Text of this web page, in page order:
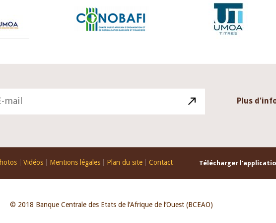
Plus
Vidéos Mentions légales Plan du site Contact Télécharger
© 2018 Banque Centrale des Etats de l’Afrique de l’Ouest (BCEAO)